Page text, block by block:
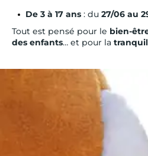
De 3 à 17 ans : du 27/06 au
Tout est pensé pour le bien-
des enfants… et pour la